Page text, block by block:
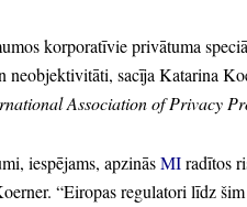
korporatīvie privātuma
neobjektivitāti, sacīja Katarina
Association of Privacy
iespējams, apzināsMIradītos
“Eiropas regulatori līdz